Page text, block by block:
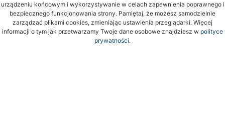
urządzeniu końcowym i wykorzystywanie w celach zapewnienia poprawnego i
bezpiecznego funkcjonowania strony. Pamiętaj, że możesz samodzielnie
zarządzać plikami cookies, zmieniając ustawienia przeglądarki. Więcej
informacji o tym jak przetwarzamy Twoje dane osobowe znajdziesz w polityce
prywatności.